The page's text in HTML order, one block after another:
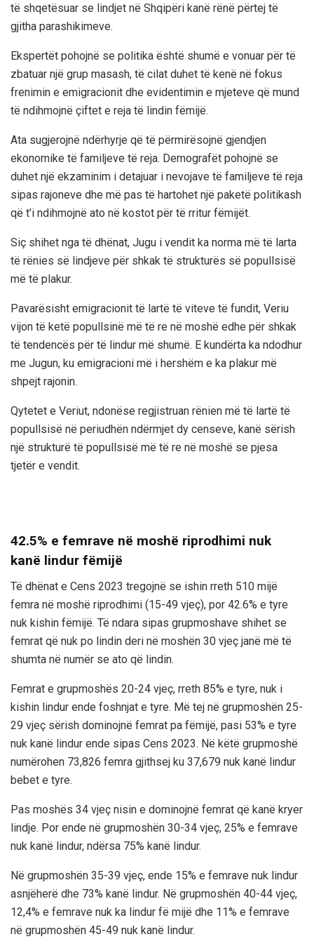
të shqetësuar se lindjet në Shqipëri kanë rënë përtej të
gjitha parashikimeve.
Ekspertët pohojnë se politika është shumë e vonuar për të
zbatuar një grup masash, të cilat duhet të kenë në fokus
frenimin e emigracionit dhe evidentimin e mjeteve që mund
të ndihmojnë çiftet e reja të lindin fëmijë.
Ata sugjerojnë ndërhyrje që të përmirësojnë gjendjen
ekonomike të familjeve të reja. Demografët pohojnë se
duhet një ekzaminim i detajuar i nevojave të familjeve të reja
sipas rajoneve dhe më pas të hartohet një paketë politikash
që t’i ndihmojnë ato në kostot për të rritur fëmijët.
Siç shihet nga të dhënat, Jugu i vendit ka norma më të larta
të rënies së lindjeve për shkak të strukturës së popullsisë
më të plakur.
Pavarësisht emigracionit të lartë të viteve të fundit, Veriu
vijon të ketë popullsinë më të re në moshë edhe për shkak
të tendencës për të lindur më shumë. E kundërta ka ndodhur
me Jugun, ku emigracioni më i hershëm e ka plakur më
shpejt rajonin.
Qytetet e Veriut, ndonëse regjistruan rënien më të lartë të
popullsisë në periudhën ndërmjet dy censeve, kanë sërish
një strukturë të popullsisë më të re në moshë se pjesa
tjetër e vendit.
42.5% e femrave në moshë riprodhimi nuk
kanë lindur fëmijë
Të dhënat e Cens 2023 tregojnë se ishin rreth 510 mijë
femra në moshë riprodhimi (15-49 vjeç), por 42.6% e tyre
nuk kishin fëmijë. Të ndara sipas grupmoshave shihet se
femrat që nuk po lindin deri në moshën 30 vjeç janë më të
shumta në numër se ato që lindin.
Femrat e grupmoshës 20-24 vjeç, rreth 85% e tyre, nuk i
kishin lindur ende foshnjat e tyre. Më tej në grupmoshën 25-
29 vjeç sërish dominojnë femrat pa fëmijë, pasi 53% e tyre
nuk kanë lindur ende sipas Cens 2023. Në këtë grupmoshë
numërohen 73,826 femra gjithsej ku 37,679 nuk kanë lindur
bebet e tyre.
Pas moshës 34 vjeç nisin e dominojnë femrat që kanë kryer
lindje. Por ende në grupmoshën 30-34 vjeç, 25% e femrave
nuk kanë lindur, ndërsa 75% kanë lindur.
Në grupmoshën 35-39 vjeç, ende 15% e femrave nuk lindur
asnjëherë dhe 73% kanë lindur. Në grupmoshën 40-44 vjeç,
12,4% e femrave nuk ka lindur fë mijë dhe 11% e femrave
në grupmoshën 45-49 nuk kanë lindur.